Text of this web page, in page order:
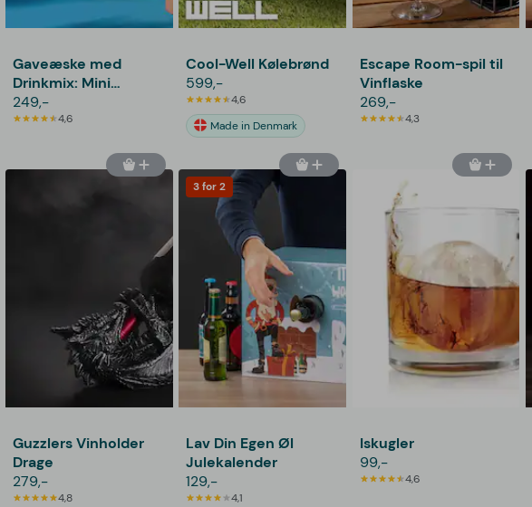
Gaveæske med
Drinkmix: Mini
Sampler -
Thoughtfully
249,-
4,6
Cool-Well Kølebrønd
599,-
4,6
Made in Denmark
Escape Room-spil til
Vinflaske
269,-
4,3
Guzzlers Vinholder
Drage
279,-
4,8
3 for 2
Lav Din Egen Øl
Julekalender
129,-
4,1
Iskugler
99,-
4,6